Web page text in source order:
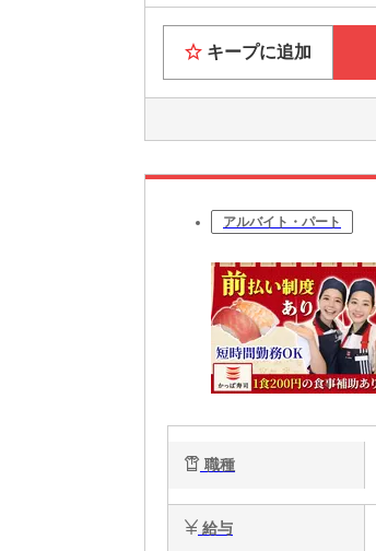
キープに追加
アルバイト・パート
職種
給与